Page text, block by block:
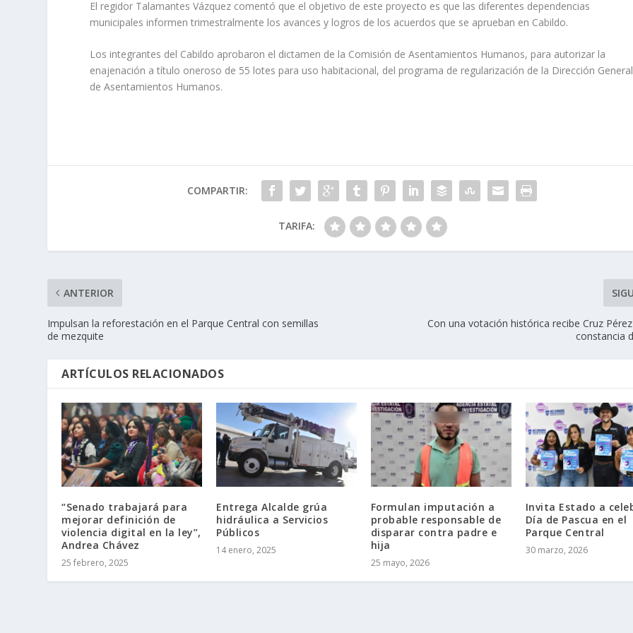
El regidor Talamantes Vázquez comentó que el objetivo de este proyecto es que las diferentes dependencias
municipales informen trimestralmente los avances y logros de los acuerdos que se aprueban en Cabildo.
Los integrantes del Cabildo aprobaron el dictamen de la Comisión de Asentamientos Humanos, para autorizar la
enajenación a título oneroso de 55 lotes para uso habitacional, del programa de regularización de la Dirección General
de Asentamientos Humanos.
COMPARTIR:
TARIFA:
ANTERIOR
Impulsan la reforestación en el Parque Central con semillas
de mezquite
Con una votación histórica recibe Cruz
constancia
ARTÍCULOS RELACIONADOS
“Senado trabajará para
mejorar definición de
violencia digital en la ley”,
Andrea Chávez
25 febrero, 2025
Entrega Alcalde grúa
hidráulica a Servicios
Públicos
14 enero, 2025
Formulan imputación a
probable responsable de
disparar contra padre e
hija
25 mayo, 2026
Invita Estado a
Día de Pascua en el
Parque Central
30 marzo, 2026